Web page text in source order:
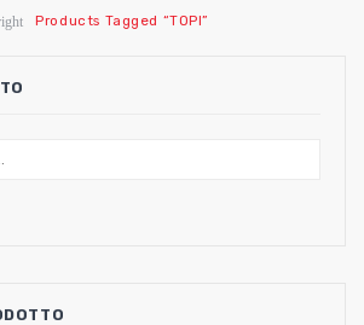
Products Tagged “TOPI”